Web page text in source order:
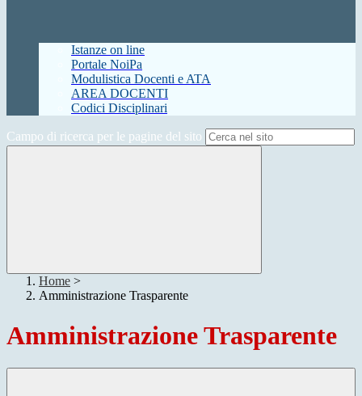
Istanze on line
Portale NoiPa
Modulistica Docenti e ATA
AREA DOCENTI
Codici Disciplinari
Campo di ricerca per le pagine del sito
Home >
Amministrazione Trasparente
Amministrazione Trasparente